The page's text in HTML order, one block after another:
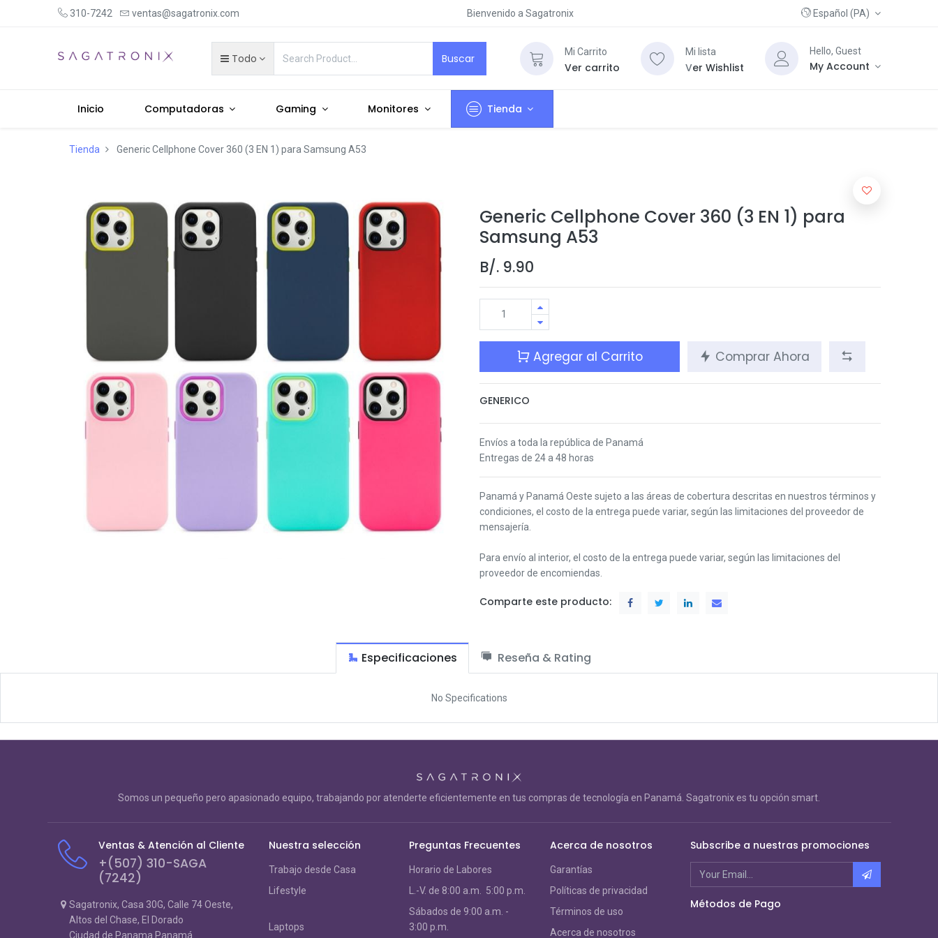
310-7242 ventas@sagatronix.com Bienvenido a Sagatronix Español (PA)
Todo Buscar Mi Carrito
Ver carrito
Mi lista
Ver Wishlist
Hello, Guest
My Account
Inicio Computadoras Gaming Monitores Tienda
Tienda Generic Cellphone Cover 360 (3 EN 1) para Samsung A53
Generic Cellphone Cover 360 (3 EN 1) para
Samsung A53
B/. 9.90
Agregar al Carrito Comprar Ahora
GENERICO
Envíos a toda la república de Panamá
Entregas de 24 a 48 horas
Panamá y Panamá Oeste sujeto a las áreas de cobertura descritas en nuestros términos y
condiciones, el costo de la entrega puede variar, según las limitaciones del proveedor de
mensajería.
Para envío al interior, el costo de la entrega puede variar, según las limitaciones del
proveedor de encomiendas.
Comparte este producto:
Especificaciones Reseña & Rating
No Specifications
Somos un pequeño pero apasionado equipo, trabajando por atenderte eficientemente en tus compras de tecnología en Panamá. Sagatronix es tu opción smart.
Ventas & Atención al Cliente
+(507) 310-SAGA
(7242)
Sagatronix, Casa 30G, Calle 74 Oeste,
Altos del Chase, El Dorado
Ciudad de Panama Panamá
Nuestra selección
Trabajo desde Casa
Lifestyle
Laptops
Preguntas Frecuentes
Horario de Labores
L.-V. de 8:00 a.m. 5:00 p.m.
Sábados de 9:00 a.m. -
3:00 p.m.
Acerca de nosotros
Garantías
Políticas de privacidad
Términos de uso
Acerca de nosotros
Subscribe a nuestras promociones
Métodos de Pago